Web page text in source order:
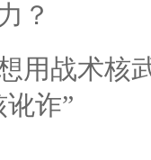
？
用战术核
诈”